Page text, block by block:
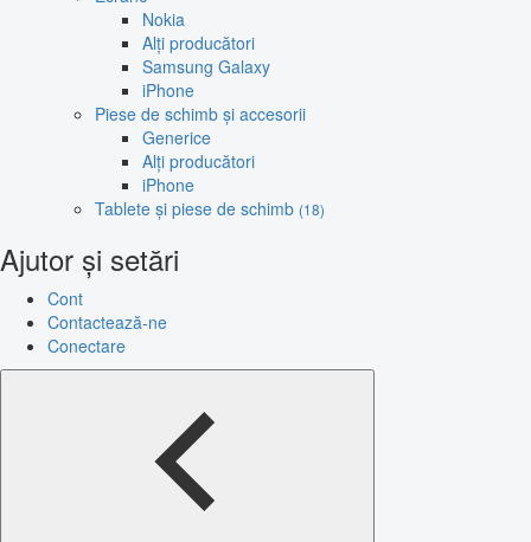
Nokia
Alți producători
Samsung Galaxy
iPhone
Piese de schimb și accesorii
Generice
Alți producători
iPhone
Tablete și piese de schimb (18)
Ajutor și setări
Cont
Contactează-ne
Conectare